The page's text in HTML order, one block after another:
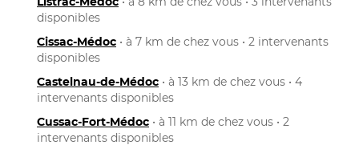
disponibles
Cissac-Médoc • à 7 km de chez vous • 2 intervenants
disponibles
Castelnau-de-Médoc • à 13 km de chez vous • 4
intervenants disponibles
Cussac-Fort-Médoc • à 11 km de chez vous • 2
intervenants disponibles